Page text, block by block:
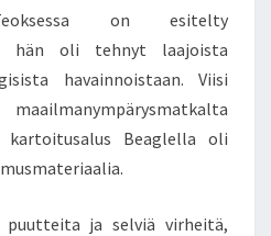
B
I
O
G
I
E
on esitelty
hän oli tehnyt laajoista
havainnoistaan. Viisi
kartoitusalus Beaglella oli
ja selviä virheitä,